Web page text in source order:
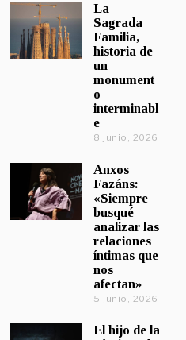
La
Sagrada
Familia,
historia de
un
monument
o
interminabl
e
8 junio, 2026
Anxos
Fazáns:
«Siempre
busqué
analizar las
relaciones
íntimas que
nos
afectan»
5 junio, 2026
El hijo de la